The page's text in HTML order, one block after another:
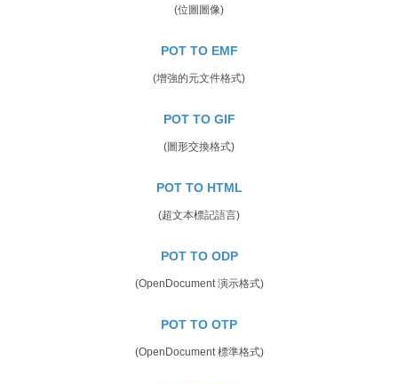
(位圖圖像)
POT TO EMF
(增強的元文件格式)
POT TO GIF
(圖形交換格式)
POT TO HTML
(超文本標記語言)
POT TO ODP
(OpenDocument 演示格式)
POT TO OTP
(OpenDocument 標準格式)